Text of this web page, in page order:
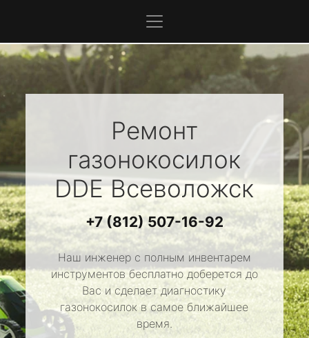
Ремонт
газонокосилок
DDEВсеволожск
+7 (812) 507-16-92
Наш инженер с полным инвентарем
инструментов бесплатно доберется до
Вас и сделает диагностику
газонокосилок в самое ближайшее
время.